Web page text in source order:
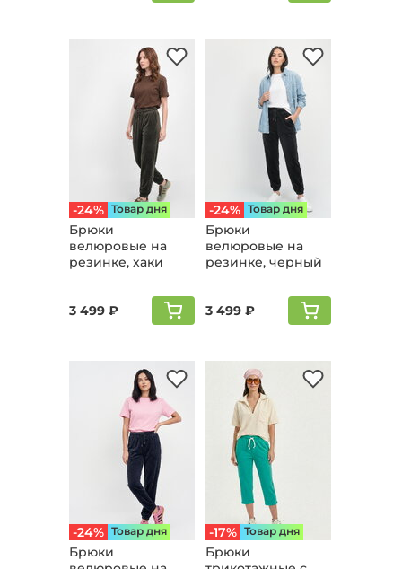
-24% Товар дня
Брюки
велюpовые на
резинке, хаки
3 499 ₽
-24% Товар дня
Брюки
велюpовые на
резинке, черный
3 499 ₽
-24% Товар дня
Брюки
-17% Товар дня
Брюки